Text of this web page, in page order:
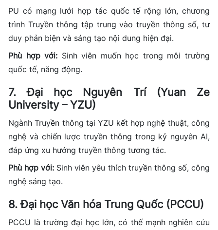
PU có mạng lưới hợp tác quốc tế rộng lớn, chương
trình Truyền thông tập trung vào truyền thông số, tư
duy phản biện và sáng tạo nội dung hiện đại.
Phù hợp với: Sinh viên muốn học trong môi trường
quốc tế, năng động.
7. Đại học Nguyên Trí (Yuan Ze
University – YZU)
Ngành Truyền thông tại YZU kết hợp nghệ thuật, công
nghệ và chiến lược truyền thông trong kỷ nguyên AI,
đáp ứng xu hướng truyền thông tương tác.
Phù hợp với: Sinh viên yêu thích truyền thông số, công
nghệ sáng tạo.
8. Đại học Văn hóa Trung Quốc (PCCU)
PCCU là trường đại học lớn, có thế mạnh nghiên cứu